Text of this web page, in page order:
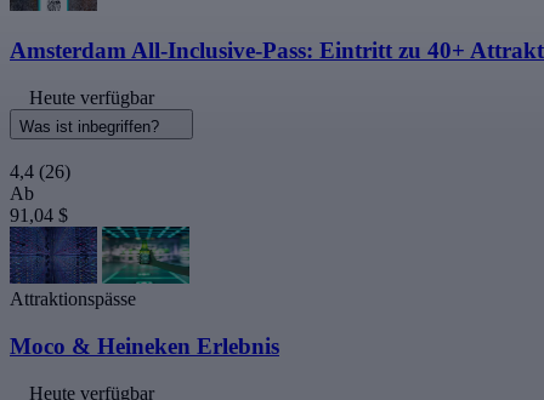
Amsterdam All-Inclusive-Pass: Eintritt zu 40+
Heute verfügbar
Was ist inbegriffen?
4,4 (26)
Ab
91,04 $
Attraktionspässe
Moco & Heineken Erlebnis
Heute verfügbar